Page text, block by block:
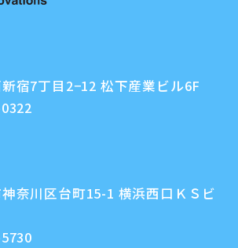
宿7丁目2−12 松下産業ビル6F
奈川区台町15-1 横浜西口ＫＳビ